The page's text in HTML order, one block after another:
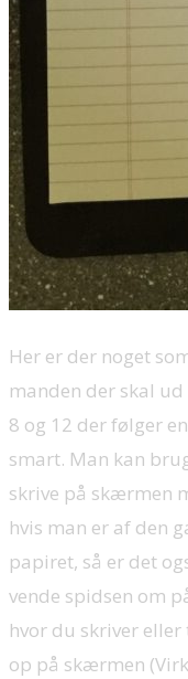
Her er der noget
manden der skal
8 og 12 der følger
smart. Man kan
skrive på skærmen
hvis man er af den
papiret, så er det
vende spidsen om
hvor du skriver
op på skærmen